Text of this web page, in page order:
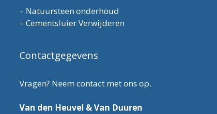
– Natuursteen onderhoud
– Cementsluier Verwijderen
Contactgegevens
Vragen? Neem contact met ons op.
Van den Heuvel & Van Duuren